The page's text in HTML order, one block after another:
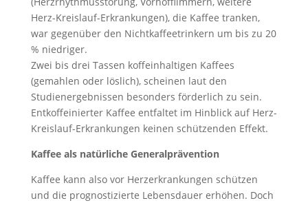
Herz-Kreislauf-Erkrankungen), die Kaffee tranken,
war gegenüber den Nichtkaffeetrinkern um bis zu 20
% niedriger.
Zwei bis drei Tassen koffeinhaltigen Kaffees
(gemahlen oder löslich), scheinen laut den
Studienergebnissen besonders förderlich zu sein.
Entkoffeinierter Kaffee entfaltet im Hinblick auf Herz-
Kreislauf-Erkrankungen keinen schützenden Effekt.
Kaffee als natürliche Generalprävention
Kaffee kann also vor Herzerkrankungen schützen
und die prognostizierte Lebensdauer erhöhen. Doch